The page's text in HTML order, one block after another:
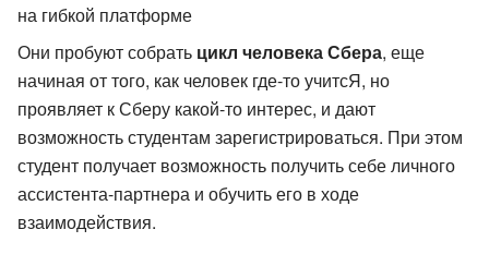
на гибкой платформе
Они пробуют собрать цикл человека Сбера, еще
начиная от того, как человек где-то учитсЯ, но
проявляет к Сберу какой-то интерес, и дают
возможность студентам зарегистрироваться. При этом
студент получает возможность получить себе личного
ассистента-партнера и обучить его в ходе
взаимодействия.